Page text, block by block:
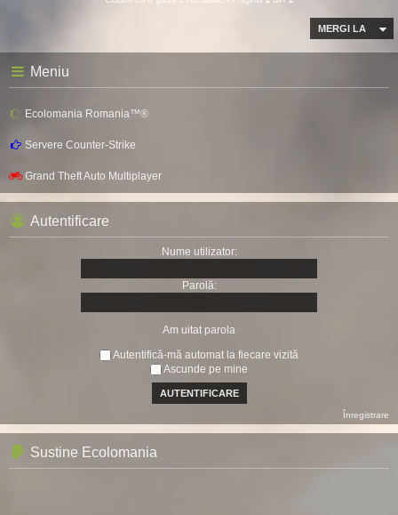
MERGI LA
Meniu
Ecolomania Romania™®
Servere Counter-Strike
Grand Theft Auto Multiplayer
Autentificare
Nume utilizator:
Parolă:
Am uitat parola
Autentifică-mă automat la fiecare vizită
Ascunde pe mine
Înregistrare
Sustine Ecolomania